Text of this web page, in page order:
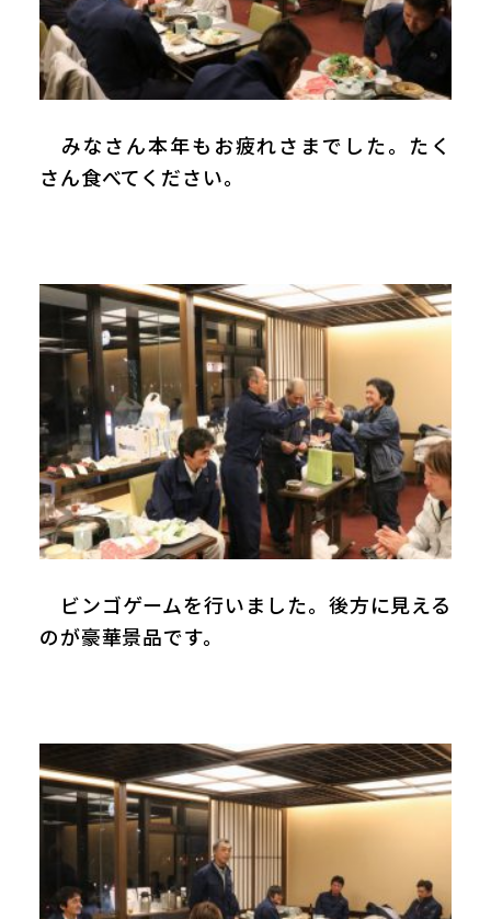
みなさん本年もお疲れさまでした。たく
さん食べてください。
ビンゴゲームを行いました。後方に見える
のが豪華景品です。